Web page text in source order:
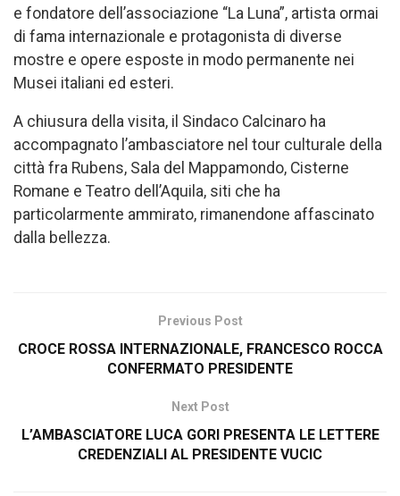
e fondatore dell’associazione “La Luna”, artista ormai
di fama internazionale e protagonista di diverse
mostre e opere esposte in modo permanente nei
Musei italiani ed esteri.
A chiusura della visita, il Sindaco Calcinaro ha
accompagnato l’ambasciatore nel tour culturale della
città fra Rubens, Sala del Mappamondo, Cisterne
Romane e Teatro dell’Aquila, siti che ha
particolarmente ammirato, rimanendone affascinato
dalla bellezza.
Previous Post
CROCE ROSSA INTERNAZIONALE, FRANCESCO ROCCA
CONFERMATO PRESIDENTE
Next Post
L’AMBASCIATORE LUCA GORI PRESENTA LE LETTERE
CREDENZIALI AL PRESIDENTE VUCIC